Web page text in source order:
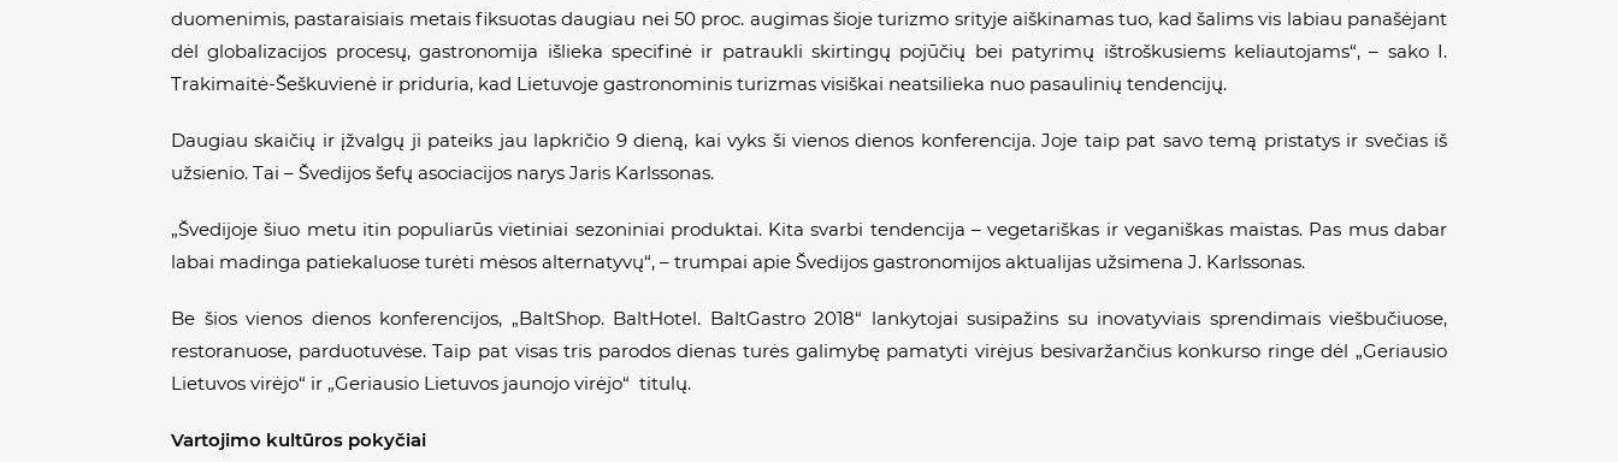
duomenimis, pastaraisiais metais fiksuotas daugiau nei 50 proc. augimas šioje turizmo srityje aiškinamas tuo, kad šalims vis labiau panašėjant
dėl globalizacijos procesų, gastronomija išlieka specifinė ir patraukli skirtingų pojūčių bei patyrimų ištroškusiems keliautojams“, – sako I.
Trakimaitė-Šeškuvienė ir priduria, kad Lietuvoje gastronominis turizmas visiškai neatsilieka nuo pasaulinių tendencijų.
Daugiau skaičių ir įžvalgų ji pateiks jau lapkričio 9 dieną, kai vyks ši vienos dienos konferencija. Joje taip pat savo temą pristatys ir svečias iš
užsienio. Tai – Švedijos šefų asociacijos narys Jaris Karlssonas.
„Švedijoje šiuo metu itin populiarūs vietiniai sezoniniai produktai. Kita svarbi tendencija – vegetariškas ir veganiškas maistas. Pas mus dabar
labai madinga patiekaluose turėti mėsos alternatyvų“, – trumpai apie Švedijos gastronomijos aktualijas užsimena J. Karlssonas.
Be šios vienos dienos konferencijos, „BaltShop. BaltHotel. BaltGastro 2018“ lankytojai susipažins su inovatyviais sprendimais viešbučiuose,
restoranuose, parduotuvėse. Taip pat visas tris parodos dienas turės galimybę pamatyti virėjus besivaržančius konkurso ringe dėl „Geriausio
Lietuvos virėjo“ ir „Geriausio Lietuvos jaunojo virėjo“ titulų.
Vartojimo kultūros pokyčiai